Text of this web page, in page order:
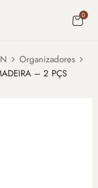
0
Organizadores
– 2 PÇS